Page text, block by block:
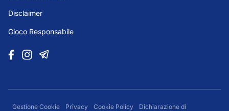
Disclaimer
Gioco Responsabile
Gestione Cookie Privacy Cookie Policy
Dichiarazione di